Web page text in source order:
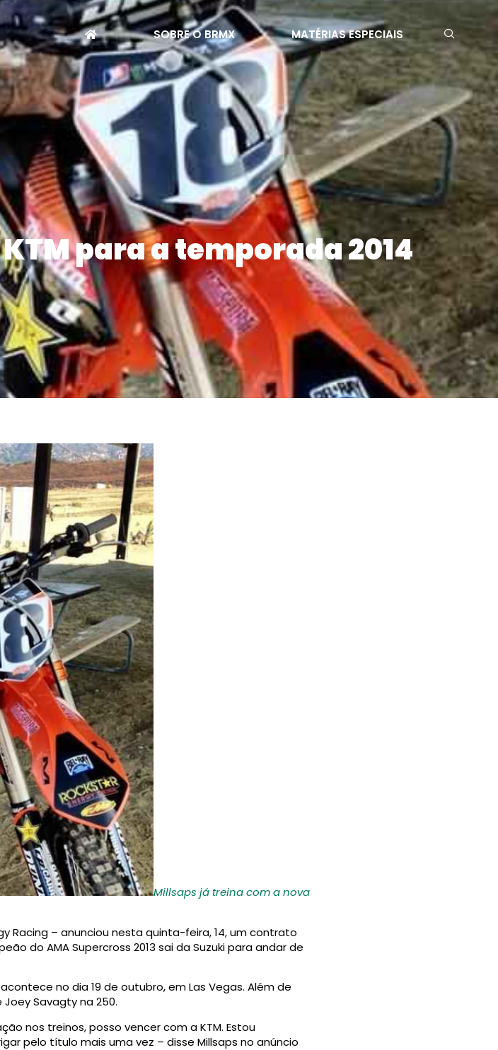
SOBRE O BRMX MATÉRIAS ESPECIAIS
para a temporada 2014
Millsaps já treina com a nova
Racing – anunciou nesta quinta-feira, 14, um contrato
do AMA Supercross 2013 sai da Suzuki para andar de
no dia 19 de outubro, em Las Vegas. Além de
Savagty na 250.
nos treinos, posso vencer com a KTM. Estou
pelo título mais uma vez – disse Millsaps no anúncio